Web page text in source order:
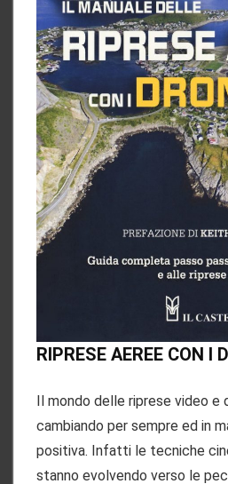
RIPRESE AEREE CON I
Il mondo delle riprese video
cambiando per sempre ed in
positiva. Infatti le tecniche
stanno evolvendo verso le